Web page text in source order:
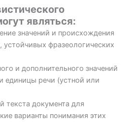
являться:
значений и происхождения
устойчивых фразеологических
и дополнительного значений
единицы речи (устной или
текста документа для
варианты понимания этих